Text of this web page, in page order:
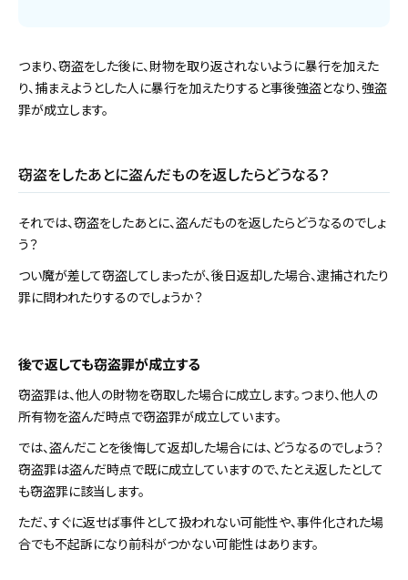
つまり、窃盗をした後に、財物を取り返されないように暴行を加えた
り、捕まえようとした人に暴行を加えたりすると事後強盗となり、強盗
罪が成立します。
窃盗をしたあとに盗んだものを返したらどうなる？
それでは、窃盗をしたあとに、盗んだものを返したらどうなるのでしょ
う？
つい魔が差して窃盗してしまったが、後日返却した場合、逮捕されたり
罪に問われたりするのでしょうか？
後で返しても窃盗罪が成立する
窃盗罪は、他人の財物を窃取した場合に成立します。つまり、他人の
所有物を盗んだ時点で窃盗罪が成立しています。
では、盗んだことを後悔して返却した場合には、どうなるのでしょう？
窃盗罪は盗んだ時点で既に成立していますので、たとえ返したとして
も窃盗罪に該当します。
ただ、すぐに返せば事件として扱われない可能性や、事件化された場
合でも不起訴になり前科がつかない可能性はあります。